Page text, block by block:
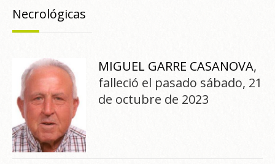
Necrológicas
MIGUEL GARRE CASANOVA,
falleció el pasado sábado, 21
de octubre de 2023